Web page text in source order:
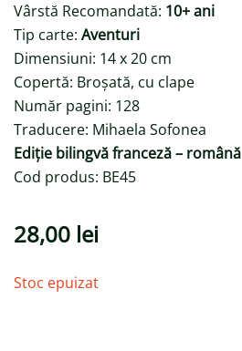
Vârstă Recomandată: 10+ ani
Tip carte: Aventuri
Dimensiuni: 14 x 20 cm
Copertă: Broșată, cu clape
Număr pagini: 128
Traducere: Mihaela Sofonea
Ediție bilingvă franceză – română
Cod produs: BE45
28,00 lei
Stoc epuizat